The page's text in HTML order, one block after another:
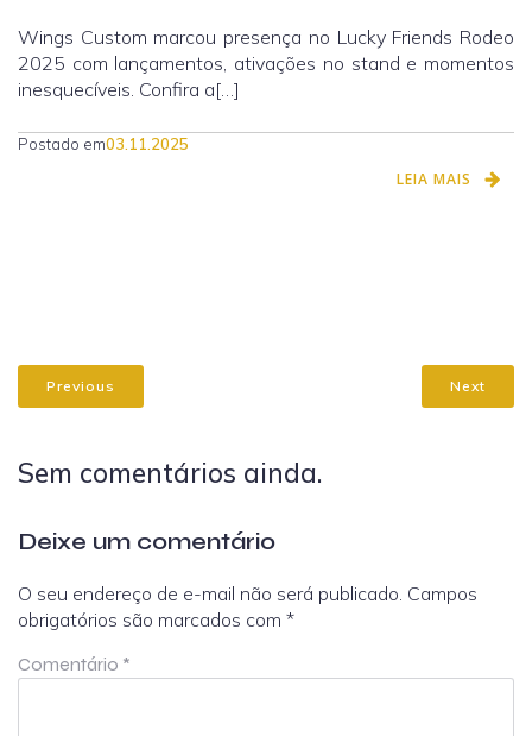
Wings Custom marcou presença no Lucky Friends Rodeo
2025 com lançamentos, ativações no stand e momentos
inesquecíveis. Confira a[…]
Postado em03.11.2025
LEIA MAIS
Previous Next
Sem comentários ainda.
Deixe um comentário
O seu endereço de e-mail não será publicado. Campos
obrigatórios são marcados com *
Comentário *